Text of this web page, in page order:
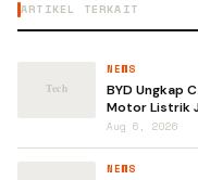
ARTIKEL TERKAIT
NEWS
BYD Ungkap
Motor Listrik
Aug 6, 2026
NEWS